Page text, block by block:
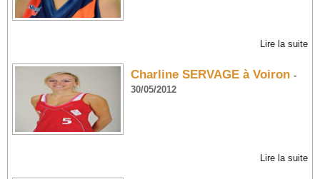
Lire la suite
Charline SERVAGE à Voiron -
30/05/2012
Lire la suite